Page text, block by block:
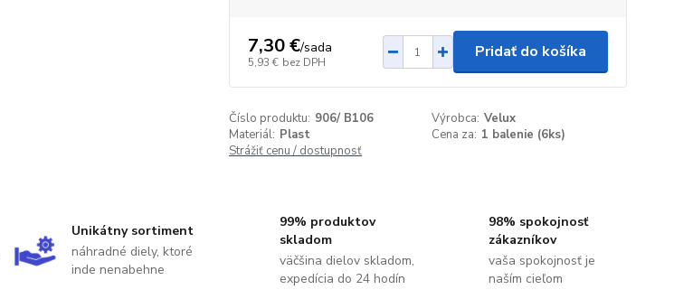
7,30 €/sada
5,93 € bez DPH
Pridať do košíka
Číslo produktu: 906/ B106 Výrobca: Velux
Materiál: Plast Cena za: 1 balenie (6ks)
Strážiť cenu / dostupnosť
Unikátny sortiment
náhradné diely, ktoré
inde nenabehne
99% produktov
skladom
väčšina dielov skladom,
expedícia do 24 hodín
98% spokojnosť
zákazníkov
vaša spokojnosť je
naším cieľom